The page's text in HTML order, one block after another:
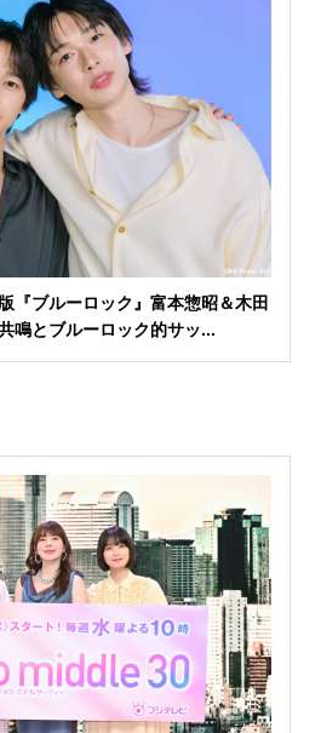
『ブルーロック』富本惣昭＆木田
鳴とブルーロック的サッ...